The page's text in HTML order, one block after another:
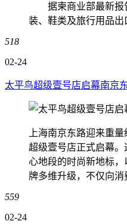
据柬商业部最新报
装、鞋类及旅行用品出
518
02-24
太平鸟超级壹号店启幕南京
上海南京东路迎来重
超级壹号店正式启幕。
心地段的时尚新地标
牌多维升级，不仅向消
559
02-24